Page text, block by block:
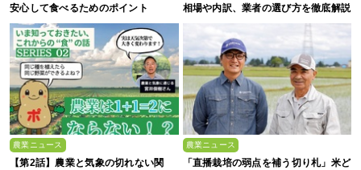
安心して食べるためのポイント
相場や内訳、業者の選び方を徹底解説
農業ニュース
【第2話】農業と気象の切れない関
農業ニュース
「直播栽培の弱点を補う切り札」米ど